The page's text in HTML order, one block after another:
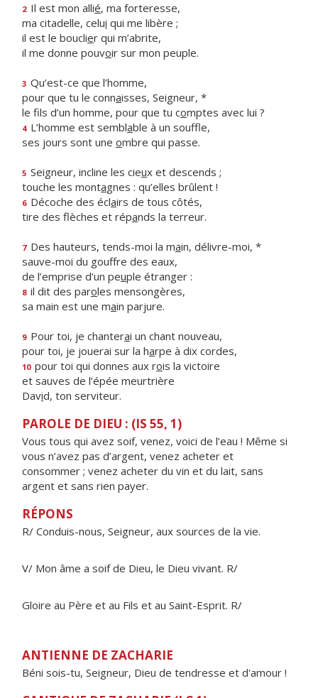
2 Il est mon allié, ma forteresse,
ma citadelle, celui qui me libère ;
il est le bouclier qui m’abrite,
il me donne pouvoir sur mon peuple.
3 Qu’est-ce que l’homme,
pour que tu le connaisses, Seigneur, *
le fils d’un homme, pour que tu comptes avec lui ?
4 L’homme est semblable à un souffle,
ses jours sont une ombre qui passe.
5 Seigneur, incline les cieux et descends ;
touche les montagnes : qu’elles brûlent !
6 Décoche des éclairs de tous côtés,
tire des flèches et répands la terreur.
7 Des hauteurs, tends-moi la main, délivre-moi, *
sauve-moi du gouffre des eaux,
de l’emprise d’un peuple étranger :
8 il dit des paroles mensongères,
sa main est une main parjure.
9 Pour toi, je chanterai un chant nouveau,
pour toi, je jouerai sur la harpe à dix cordes,
10 pour toi qui donnes aux rois la victoire
et sauves de l’épée meurtrière
David, ton serviteur.
PAROLE DE DIEU : (IS 55, 1)
Vous tous qui avez soif, venez, voici de l’eau ! Même si
vous n’avez pas d’argent, venez acheter et
consommer ; venez acheter du vin et du lait, sans
argent et sans rien payer.
RÉPONS
R/ Conduis-nous, Seigneur, aux sources de la vie.
V/ Mon âme a soif de Dieu, le Dieu vivant. R/
Gloire au Père et au Fils et au Saint-Esprit. R/
ANTIENNE DE ZACHARIE
Béni sois-tu, Seigneur, Dieu de tendresse et d'amour !